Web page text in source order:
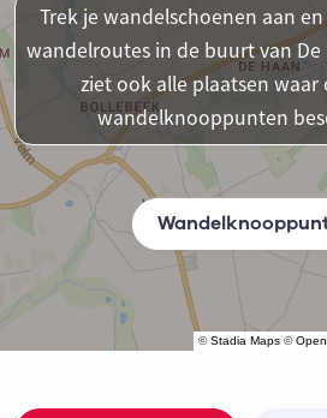
©Stadia Maps ©
Trek je wandelschoenen aan
wandelroutes in de buurt van De
ziet ook alle plaatsen
wandelknooppunten